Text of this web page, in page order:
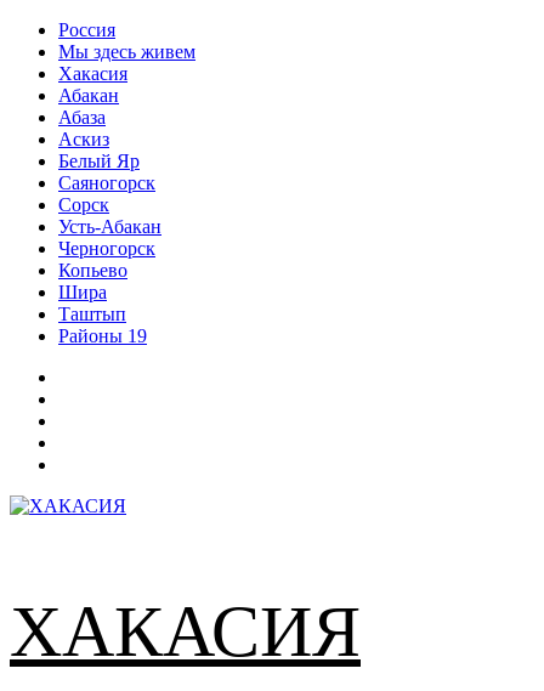
Перейти
содержимому
Россия
Мы здесь живем
Хакасия
Абакан
Абаза
Аскиз
Белый Яр
Саяногорск
Сорск
Усть-Абакан
Черногорск
Копьево
Шира
Таштып
Районы 19
ХАКАСИЯ